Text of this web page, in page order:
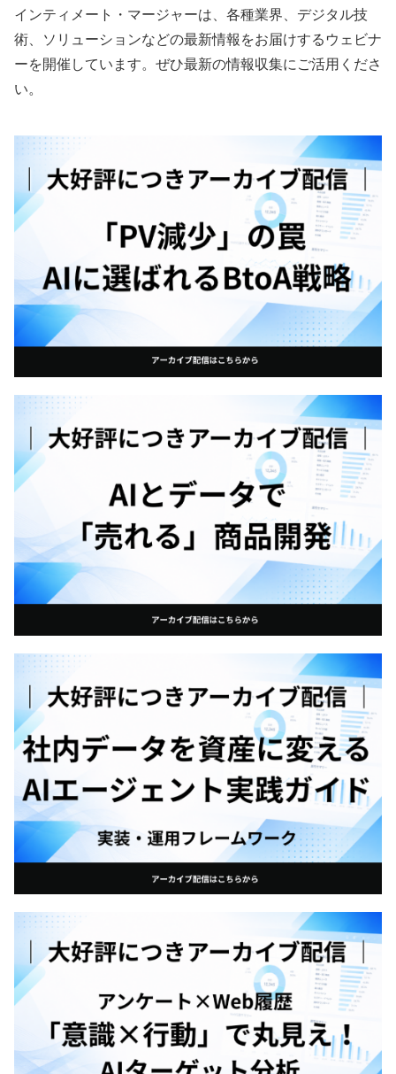
インティメート・マージャーは、各種業界、デジタル技
術、ソリューションなどの最新情報をお届けするウェビナ
ーを開催しています。ぜひ最新の情報収集にご活用くださ
い。